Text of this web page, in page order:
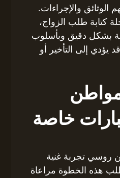
الوثائق والإجراءات.
كتابة طلب الزواج،
بشكل دقيق وبأسلوب
يؤدي إلى التأخير أو
مواطن
خاصة
روسي تجربة غنية
هذه الخطوة مراعاة